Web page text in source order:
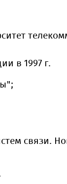
в 1997 г.
связи.